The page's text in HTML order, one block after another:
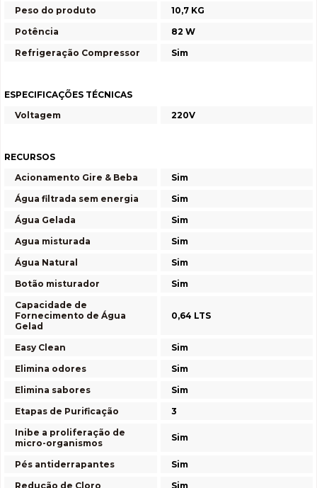
Peso do produto
10,7 KG
Potência
82 W
Refrigeração Compressor
Sim
ESPECIFICAÇÕES TÉCNICAS
Voltagem
220V
RECURSOS
Acionamento Gire & Beba
Sim
Água filtrada sem energia
Sim
Água Gelada
Sim
Agua misturada
Sim
Água Natural
Sim
Botão misturador
Sim
Capacidade de
Fornecimento de Água
Gelad
0,64 LTS
Easy Clean
Sim
Elimina odores
Sim
Elimina sabores
Sim
Etapas de Purificação
3
Inibe a proliferação de
micro-organismos
Sim
Pés antiderrapantes
Sim
Redução de Cloro
Sim